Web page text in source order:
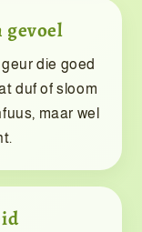
gevoel
die goed
duf of sloom
maar wel